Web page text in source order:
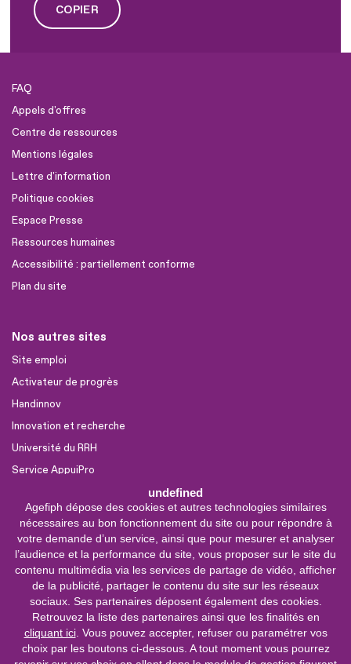
undefined
Agefiph dépose des cookies et autres technologies similaires
nécessaires au bon fonctionnement du site ou pour répondre à
votre demande d’un service, ainsi que pour mesurer et analyser
l’audience et la performance du site, vous proposer sur le site du
contenu multimédia via les services de partage de vidéo, afficher
de la publicité, partager le contenu du site sur les réseaux
sociaux. Ses partenaires déposent également des cookies.
Retrouvez la liste des partenaires ainsi que les finalités en
cliquant ici. Vous pouvez accepter, refuser ou paramétrer vos
choix par les boutons ci-dessous. A tout moment vous pourrez
COPIER
FAQ
Appels d'offres
Centre de ressources
Mentions légales
Lettre d'information
Politique cookies
Espace Presse
Ressources humaines
Accessibilité : partiellement conforme
Plan du site
Nos autres sites
Site emploi
Activateur de progrès
Handinnov
Innovation et recherche
Université du RRH
Service AppuiPro
Nous suivre
Youtube
Linkedin
Facebook
0 800 11 10 09
Service &